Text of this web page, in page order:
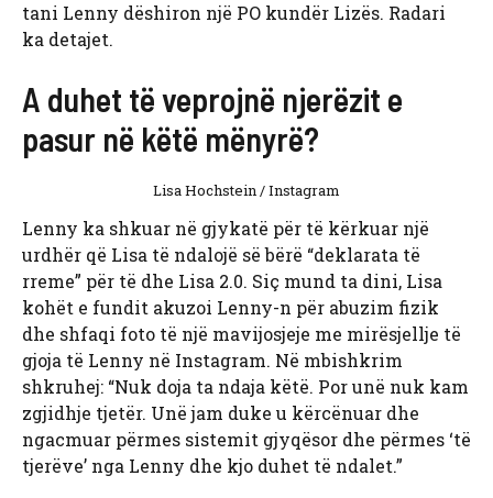
tani Lenny dëshiron një PO kundër Lizës. Radari
ka detajet.
A duhet të veprojnë njerëzit e
pasur në këtë mënyrë?
Lisa Hochstein / Instagram
Lenny ka shkuar në gjykatë për të kërkuar një
urdhër që Lisa të ndalojë së bërë “deklarata të
rreme” për të dhe Lisa 2.0. Siç mund ta dini, Lisa
kohët e fundit akuzoi Lenny-n për abuzim fizik
dhe shfaqi foto të një mavijosjeje me mirësjellje të
gjoja të Lenny në Instagram. Në mbishkrim
shkruhej: “Nuk doja ta ndaja këtë. Por unë nuk kam
zgjidhje tjetër. Unë jam duke u kërcënuar dhe
ngacmuar përmes sistemit gjyqësor dhe përmes ‘të
tjerëve’ nga Lenny dhe kjo duhet të ndalet.”